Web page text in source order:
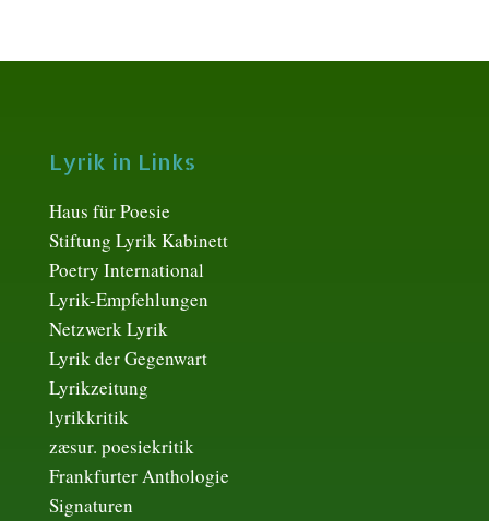
Lyrik in Links
Haus für Poesie
Stiftung Lyrik Kabinett
Poetry International
Lyrik-Empfehlungen
Netzwerk Lyrik
Lyrik der Gegenwart
Lyrikzeitung
lyrikkritik
zæsur. poesiekritik
Frankfurter Anthologie
Signaturen